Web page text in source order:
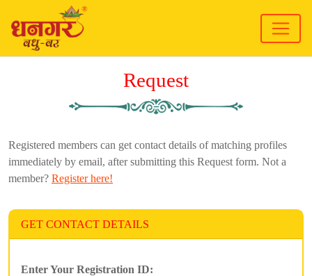
Request
Registered members can get contact details of matching profiles
immediately by email, after submitting this Request form. Not a
member? Register here!
GET CONTACT DETAILS
Enter Your Registration ID: